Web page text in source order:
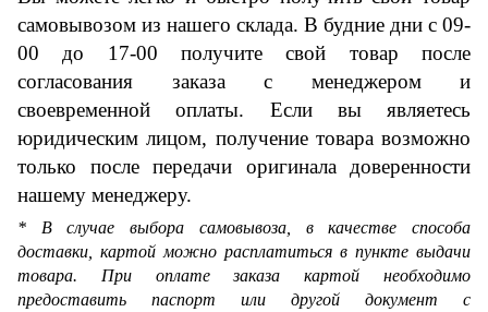
самовывозом из нашего склада. В будние дни с 09-
00 до 17-00получите свой товар после
согласования заказа с менеджером и
своевременной оплаты. Если вы являетесь
юридическим лицом, получение товара возможно
только после передачи оригинала доверенности
нашему менеджеру.
* В случае выбора самовывоза, в качестве способа
доставки, картой можно расплатиться в пункте выдачи
товара. При оплате заказа картой необходимо
предоставить паспорт или другой документ с